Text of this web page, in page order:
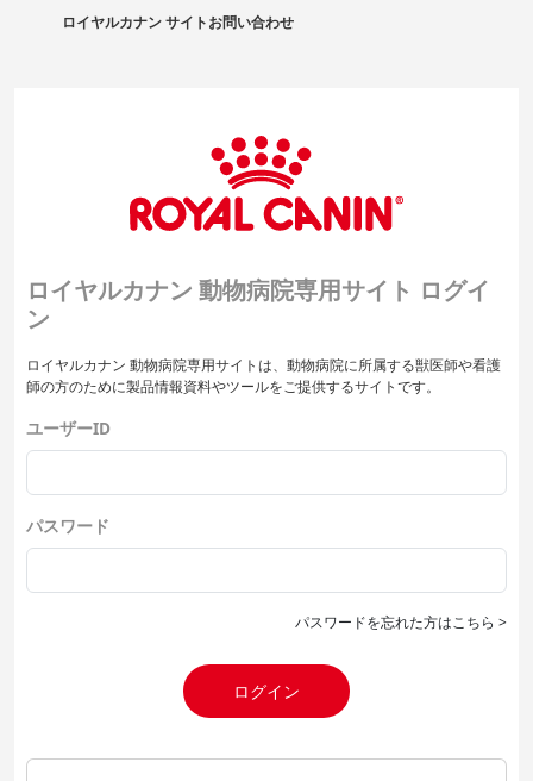
ロイヤルカナン サイトお問い合わせ
ロイヤルカナン 動物病院専用サイト ログイ
ン
ロイヤルカナン 動物病院専用サイトは、動物病院に所属する獣医師や看護
師の方のために製品情報資料やツールをご提供するサイトです。
ユーザーID
パスワード
パスワードを忘れた方はこちら >
ログイン